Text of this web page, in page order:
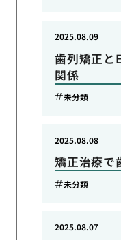
歯列矯正と
関係
2025.08.09
未分類
矯正治療で
2025.08.08
未分類
2025.08.07